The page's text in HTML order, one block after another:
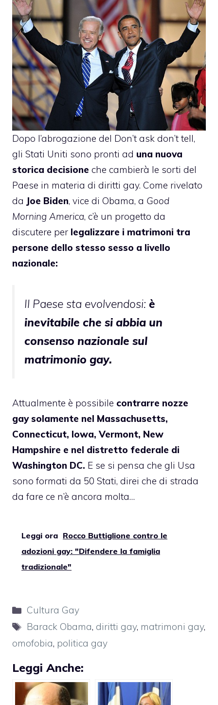
Dopo l’abrogazione del Don’t ask don’t tell,
gli Stati Uniti sono pronti ad una nuova
storica decisione che cambierà le sorti del
Paese in materia di diritti gay. Come rivelato
da Joe Biden, vice di Obama, a Good
Morning America, c’è un progetto da
discutere per legalizzare i matrimoni tra
persone dello stesso sesso a livello
nazionale:
Il Paese sta evolvendosi: è
inevitabile che si abbia un
consenso nazionale sul
matrimonio gay.
Attualmente è possibile contrarre nozze
gay solamente nel Massachusetts,
Connecticut, Iowa, Vermont, New
Hampshire e nel distretto federale di
Washington DC. E se si pensa che gli Usa
sono formati da 50 Stati, direi che di strada
da fare ce n’è ancora molta…
Leggi ora Rocco Buttiglione contro le
adozioni gay: "Difendere la famiglia
tradizionale"
Categorie
Cultura Gay
Tag
Barack Obama, diritti gay, matrimoni gay,
omofobia, politica gay
Leggi Anche: